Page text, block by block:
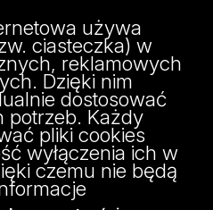
używa
ciasteczka) w
reklamowych
Dzięki nim
dostosować
potrzeb. Każdy
pliki cookies
wyłączenia ich w
czemu nie będą